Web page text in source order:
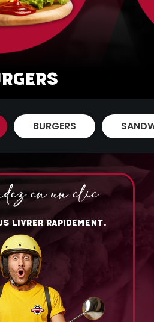
BURGERS
en un clic
LIVRER RAPIDEMENT.